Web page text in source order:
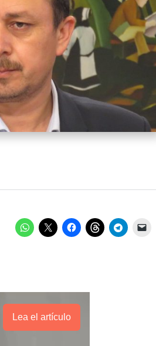
Lea el artículo